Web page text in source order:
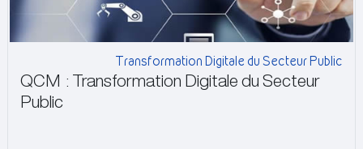
Transformation Digitale du Secteur Public
QCM : Transformation Digitale du Secteur
Public